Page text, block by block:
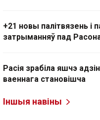
+21 новы палітвязень і
затрыманняў пад
Расія зрабіла яшчэ
ваеннага становішча
Іншыя навіны